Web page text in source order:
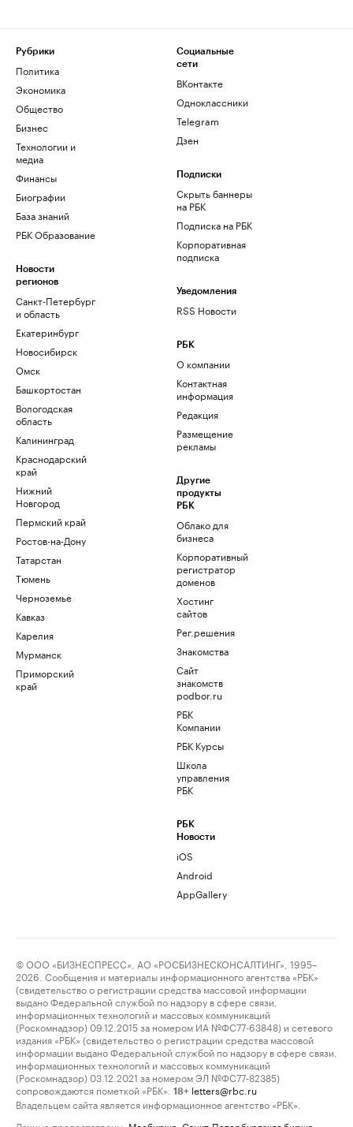
Рубрики
Политика
Экономика
Общество
Бизнес
Технологии и
медиа
Финансы
Биографии
База знаний
РБК Образование
Новости
регионов
Санкт-Петербург
и область
Екатеринбург
Новосибирск
Омск
Башкортостан
Вологодская
область
Калининград
Краснодарский
край
Нижний
Новгород
Пермский край
Ростов-на-Дону
Татарстан
Тюмень
Черноземье
Кавказ
Карелия
Мурманск
Приморский
край
Социальные
сети
ВКонтакте
Одноклассники
Telegram
Дзен
Подписки
Скрыть баннеры
на РБК
Подписка на РБК
Корпоративная
подписка
Уведомления
RSS Новости
РБК
О компании
Контактная
информация
Редакция
Размещение
рекламы
Другие
продукты
РБК
Облако для
бизнеса
Корпоративный
регистратор
доменов
Хостинг
сайтов
Рег.решения
Знакомства
Сайт
знакомств
podbor.ru
РБК
Компании
РБК Курсы
Школа
управления
РБК
РБК
Новости
iOS
Android
AppGallery
© ООО «БИЗНЕСПРЕСС», АО «РОСБИЗНЕСКОНСАЛТИНГ», 1995–
2026. Сообщения и материалы информационного агентства «РБК»
(свидетельство о регистрации средства массовой информации
выдано Федеральной службой по надзору в сфере связи,
информационных технологий и массовых коммуникаций
(Роскомнадзор) 09.12.2015 за номером ИА №ФС77-63848) и сетевого
издания «РБК» (свидетельство о регистрации средства массовой
информации выдано Федеральной службой по надзору в сфере связи,
информационных технологий и массовых коммуникаций
(Роскомнадзор) 03.12.2021 за номером ЭЛ №ФС77-82385)
сопровождаются пометкой «РБК».
18+ letters@rbc.ru
Владельцем сайта является информационное агентство «РБК».